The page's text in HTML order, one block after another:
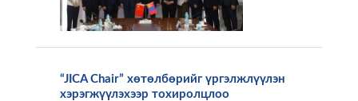
“JICA Chair” хөтөлбөрийг үргэлжлүүлэн
хэрэгжүүлэхээр тохиролцлоо